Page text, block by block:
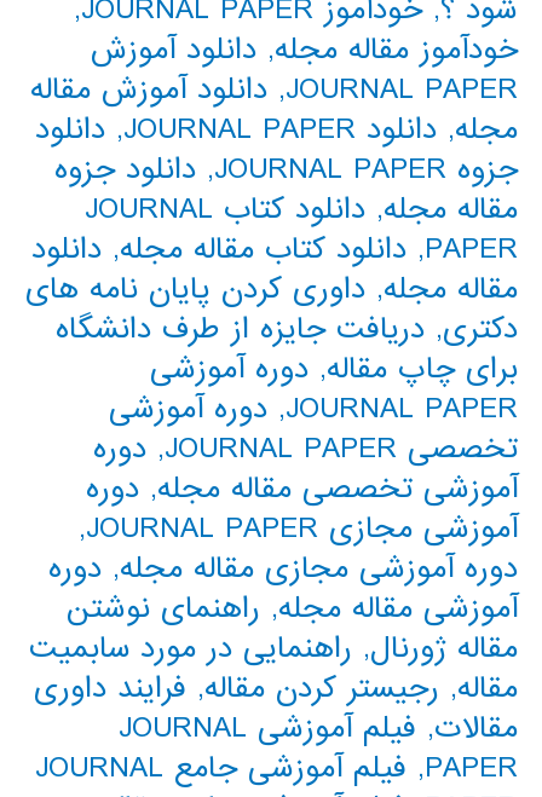
شود ؟,خودآموز JOURNAL PAPER
,
خودآموز مقاله مجله, دانلود آموزش
JOURNAL PAPER
, دانلود آموزش مقاله
مجله, دانلود JOURNAL PAPER , دانلود
جزوه JOURNAL PAPER
, دانلود جزوه
مقاله مجله,
دانلود کتاب JOURNAL
PAPER
, دانلود کتاب مقاله مجله, دانلود
مقاله مجله, داوری کردن پایان نامه های
دکتری, دریافت جایزه از طرف دانشگاه
برای چاپ مقاله, دوره آموزشی
JOURNAL PAPER
, دوره آموزشی
تخصصی JOURNAL PAPER
, دوره
آموزشی تخصصی مقاله مجله, دوره
آموزشی مجازی JOURNAL PAPER
,
دوره آموزشی مجازی مقاله مجله, دوره
آموزشی مقاله مجله, راهنمای نوشتن
مقاله ژورنال, راهنمایی در مورد سابمیت
مقاله, رجیستر کردن مقاله, فرایند داوری
مقالات,
فیلم آموزشی JOURNAL
PAPER
,
فیلم آموزشی جامع JOURNAL